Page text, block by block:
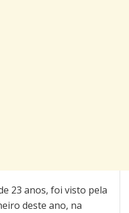
23 anos, foi visto pela
deste ano, na